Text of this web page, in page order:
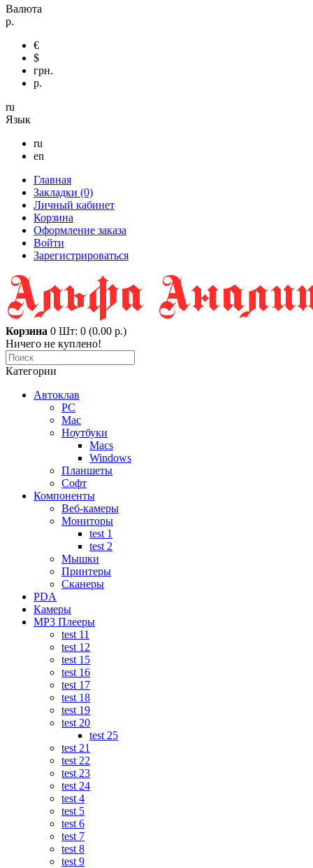
Валюта
р.
€
$
грн.
р.
ru
Язык
ru
en
Главная
Закладки (0)
Личный кабинет
Корзина
Оформление заказа
Войти
Зарегистрироваться
Корзина 0 Шт: 0 (0.00 р.)
Ничего не куплено!
Категории
Автоклав
PC
Mac
Ноутбуки
Macs
Windows
Планшеты
Софт
Компоненты
Веб-камеры
Мониторы
test 1
test 2
Мышки
Принтеры
Сканеры
PDA
Камеры
MP3 Плееры
test 11
test 12
test 15
test 16
test 17
test 18
test 19
test 20
test 25
test 21
test 22
test 23
test 24
test 4
test 5
test 6
test 7
test 8
test 9